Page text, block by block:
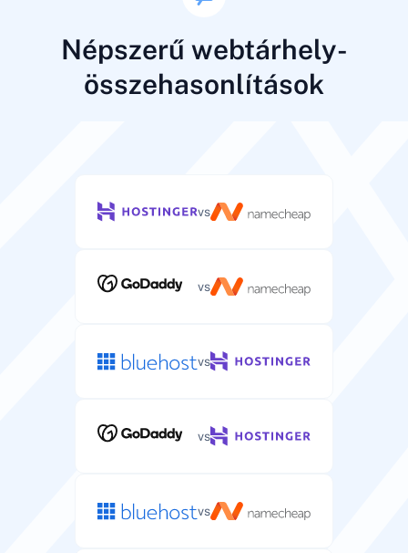
Népszerű webtárhely-
összehasonlítások
vs
vs
vs
vs
vs